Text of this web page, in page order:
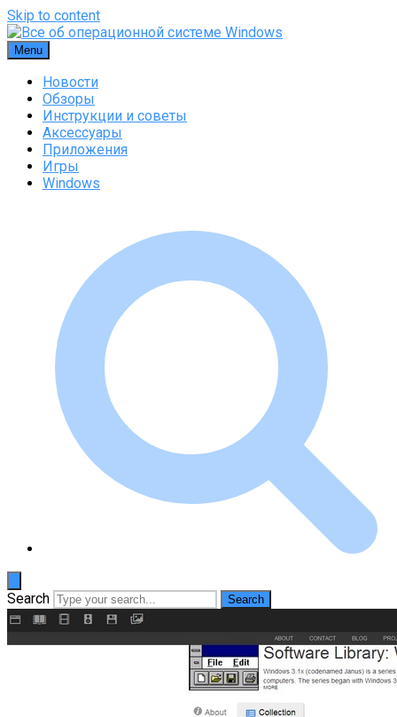
Skip to content
Menu
Новости
Обзоры
Инструкции и советы
Аксессуары
Приложения
Игры
Windows
Search